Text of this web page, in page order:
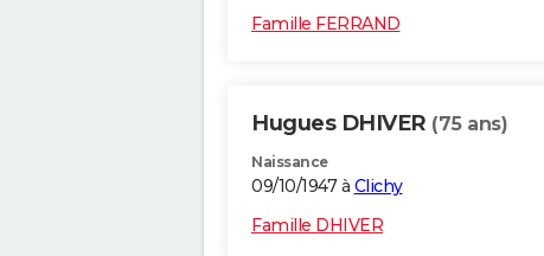
Famille FERRAND
Hugues DHIVER (75 ans)
Naissance
09/10/1947 à Clichy
Famille DHIVER